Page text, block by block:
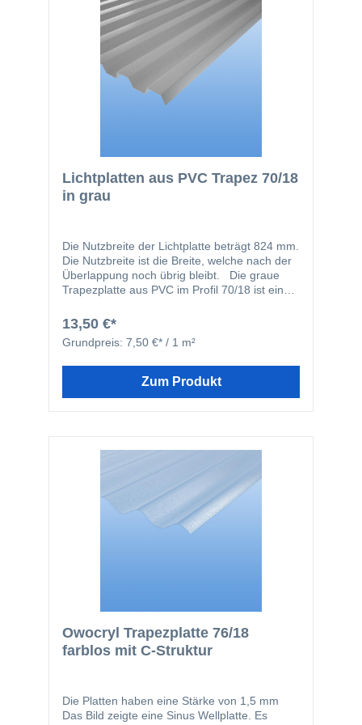
Befestigungsmaterialien erfolgen. Zudem
zeichnet sich die Platte durch ihr geringes
Gewicht aus, was die Handhabung erleichtert.
Eine wirtschaftliche Wahl für kosteneffiziente
Bauprojekte!
Lichtplatten aus PVC Trapez 70/18
in grau
Die Nutzbreite der Lichtplatte beträgt 824 mm.
Die Nutzbreite ist die Breite, welche nach der
Überlappung noch übrig bleibt. Die graue
Trapezplatte aus PVC im Profil 70/18 ist eine
für blickdichte Bedachungen. Mit einer Größe
von 900 x 2000 mm und einer Nutzbreite von
824 mm bietet sie zuverlässigen Schutz vor
Lichtundurchlässigkeit eignet sich die Platte
kann mit handelsüblichen
verarbeitet werden. Eine wirtschaftliche Wahl
für dauerhafte und stabile Überdachungen!
13,50 €*
Grundpreis: 7,50 €* / 1 m²
Zum Produkt
Owocryl Trapezplatte 76/18
farblos mit C-Struktur
Die Platten haben eine Stärke von 1,5 mm
Das Bild zeigte eine Sinus Wellplatte. Es